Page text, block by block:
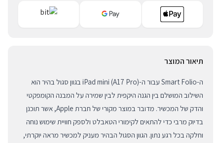
תיאור המוצר
ה-Smart Folio עבור ה-iPad mini (A17 Pro) בגוון סגול בהיר הוא
השילוב המושלם בין הגנה היקפית לבין שמירה על המבנה הקומפקטי
והדק של המכשיר. מדובר במוצר מקורי של חברת Apple, אשר תוכנן
בדיוק מרבי כדי להתאים לקימורי הטאבלט ולספק חוויית שימוש נוחה
וחלקה בכל רגע נתון. הגוון הסגול הבהיר מעניק למכשיר מראה יוקרתי,